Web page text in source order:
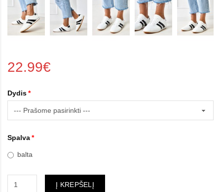
22.99€
Dydis
Spalva
balta
Į KREPŠELĮ